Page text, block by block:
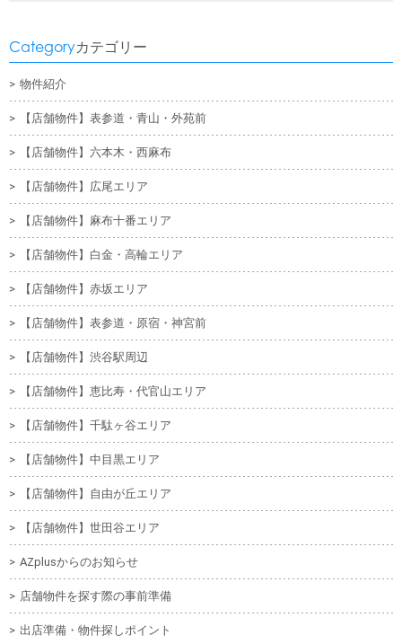
Categoryカテゴリー
物件紹介
【店舗物件】表参道・青山・外苑前
【店舗物件】六本木・西麻布
【店舗物件】広尾エリア
【店舗物件】麻布十番エリア
【店舗物件】白金・高輪エリア
【店舗物件】赤坂エリア
【店舗物件】表参道・原宿・神宮前
【店舗物件】渋谷駅周辺
【店舗物件】恵比寿・代官山エリア
【店舗物件】千駄ヶ谷エリア
【店舗物件】中目黒エリア
【店舗物件】自由が丘エリア
【店舗物件】世田谷エリア
AZplusからのお知らせ
店舗物件を探す際の事前準備
出店準備・物件探しポイント